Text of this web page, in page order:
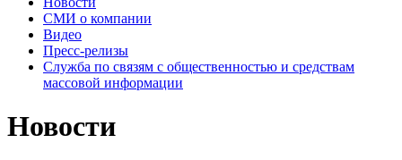
СМИ о компании
Видео
Пресс-релизы
Служба по связям с общественностью и средствам
массовой информации
Новости